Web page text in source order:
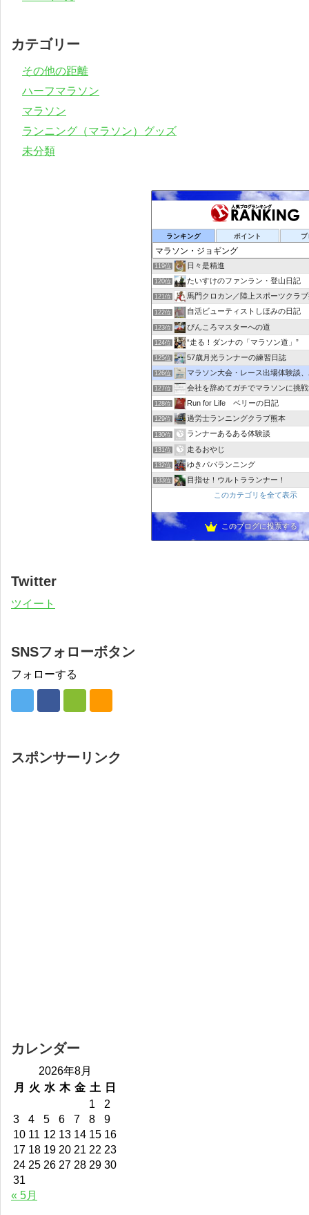
カテゴリー
その他の距離
ハーフマラソン
マラソン
ランニング（マラソン）グッズ
未分類
ランキング ポイント
119位 日々是精進
120位 たいすけのファンラン・登山日記
121位 馬門クロカン／陸上スポーツクラ
122位 自活ビューティストしほみの日記
123位 ぴんころマスターへの道
124位 “走る！ダンナの「マラソン道」”
125位 57歳月光ランナーの練習日誌
126位 マラソン大会・レース出場体験談、感想｜レース
127位 会社を辞めてガチでマラソンに挑
128位 Run for Life ベリーの日記
129位 過労士ランニングクラブ熊本
130位 ランナーあるある体験談
131位 走るおやじ
132位 ゆきパパランニング
133位
目指せ！ウルトラランナー！
このカテゴリを全て表示
このブログに投票する
Twitter
ツイート
SNSフォローボタン
フォローする
スポンサーリンク
カレンダー
2026年8月
月
火 水 木 金 土
日
1
2
3
4 5 6 7 8
9
10 11 12 13 14 15 16
17 18 19 20 21 22 23
24 25 26 27 28 29 30
31
« 5月